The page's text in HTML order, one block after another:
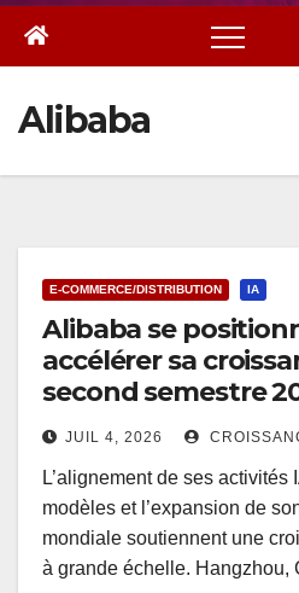
Alibaba
E-COMMERCE/DISTRIBUTION IA
Alibaba se
accélérer sa
second semestre
JUIL 4, 2026
L’alignement de ses
modèles et l’expansion de
mondiale soutiennent une
à grande échelle.